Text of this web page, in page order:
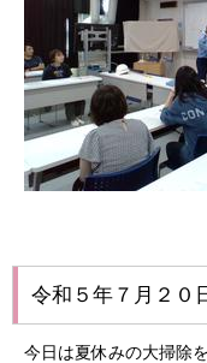
令和５年７月２０
今日は夏休みの大掃除